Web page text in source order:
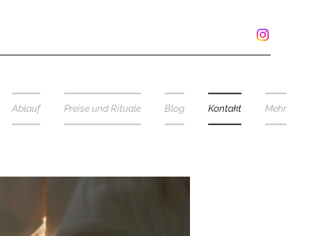
Ablauf Preise und Rituale Blog Kontakt Mehr